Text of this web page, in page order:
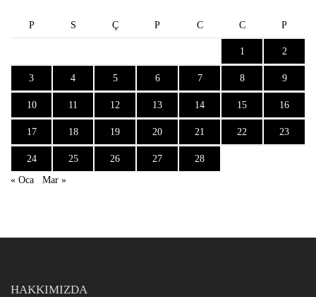
P S Ç P C C P
1 2
3 4 5 6 7 8 9
10 11 12 13 14 15 16
17 18 19 20 21 22 23
24 25 26 27
28
« Oca
Mar »
HAKKIMIZDA